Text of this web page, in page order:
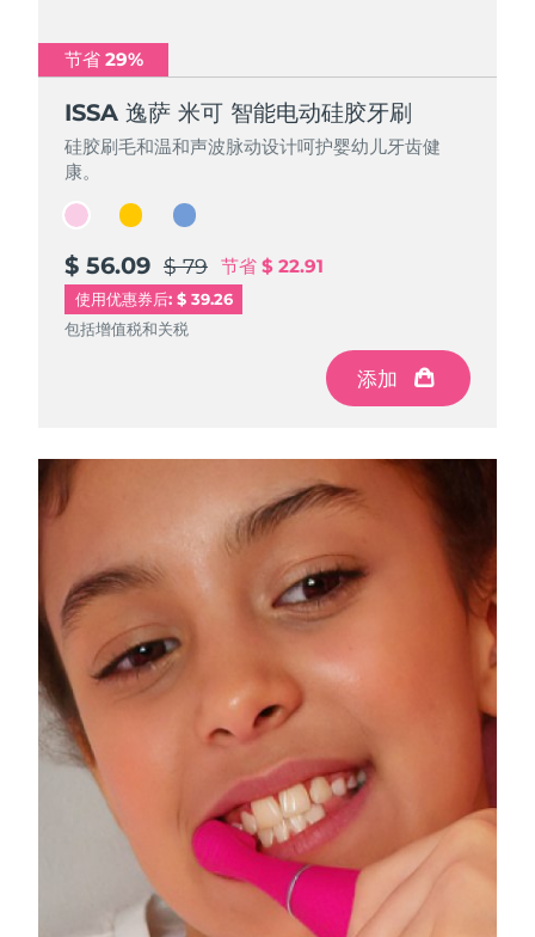
节省 29%
ISSA 逸萨 米可 智能电动硅胶牙刷
硅胶刷毛和温和声波脉动设计呵护婴幼儿牙齿健
康。
$ 56.09 $ 79 节省 $ 22.91
使用优惠券后: $ 39.26
包括增值税和关税
添加
节省 29%
ISSA 逸萨 米可 智能电动硅胶牙刷
硅胶刷毛和温和声波脉动设计呵护婴幼儿牙齿健
康。
$ 56.09 $ 79 节省 $ 22.91
包括增值税和关税
添加
节省 29%
ISSA 逸萨 米可 智能电动硅胶牙刷
硅胶刷毛和温和声波脉动设计呵护婴幼儿牙齿健
康。
$ 56.09 $ 79 节省 $ 22.91
包括增值税和关税
添加